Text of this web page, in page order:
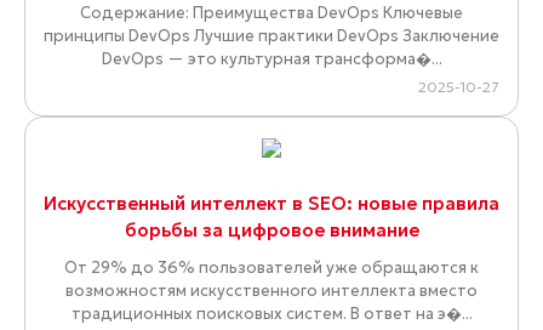
Содержание: Преимущества DevOps Ключевые
принципы DevOps Лучшие практики DevOps Заключение
DevOps — это культурная трансформа�...
2025-10-27
Искусственный интеллект в SEO: новые правила
борьбы за цифровое внимание
От 29% до 36% пользователей уже обращаются к
возможностям искусственного интеллекта вместо
традиционных поисковых систем. В ответ на э�...